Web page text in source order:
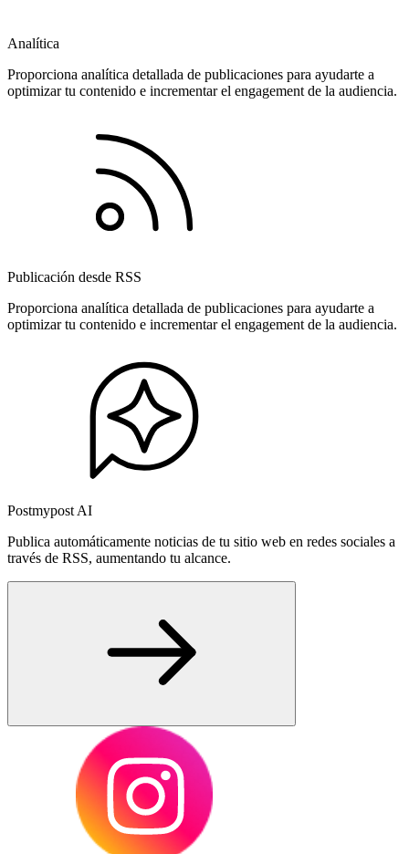
Analítica
Proporciona analítica detallada de publicaciones para ayudarte a
optimizar tu contenido e incrementar el engagement de la audiencia.
Publicación desde RSS
Proporciona analítica detallada de publicaciones para ayudarte a
optimizar tu contenido e incrementar el engagement de la audiencia.
Postmypost AI
Publica automáticamente noticias de tu sitio web en redes sociales a
través de RSS, aumentando tu alcance.